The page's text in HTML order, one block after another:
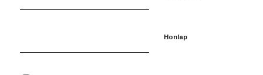
Honlap